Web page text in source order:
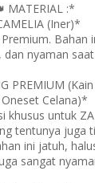
MATERIAL :*
(Iner)*
Bahan
nyaman
PREMIUM
Celana)*
khusus untuk
tentunya juga
ini jatuh,
sangat